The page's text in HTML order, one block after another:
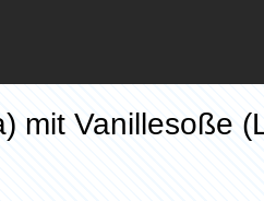
mit Vanillesoße